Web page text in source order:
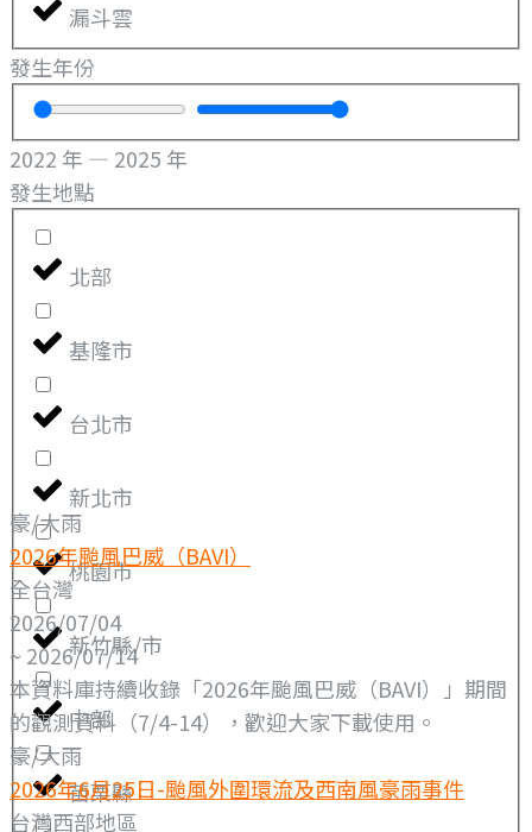
漏斗雲
發生年份
2022 年 — 2025 年
發生地點
北部
基隆市
台北市
新北市
桃園市
新竹縣/市
中部
苗栗縣
豪/大雨
2026年颱風巴威（BAVI）
全台灣
2026/07/04
~ 2026/07/14
本資料庫持續收錄「2026年颱風巴威（BAVI）」期間
的觀測資料（7/4-14），歡迎大家下載使用。
豪/大雨
2026年6月25日-颱風外圍環流及西南風豪雨事件
台灣西部地區